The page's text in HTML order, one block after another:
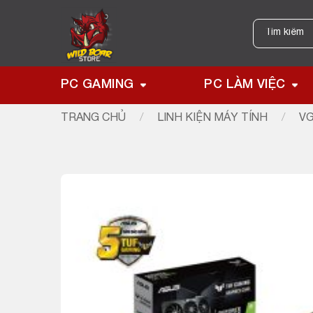
Tìm
kiếm:
PC GAMING PC LÀM VIỆC
TRANG CHỦ / LINH KIỆN MÁY TÍNH /